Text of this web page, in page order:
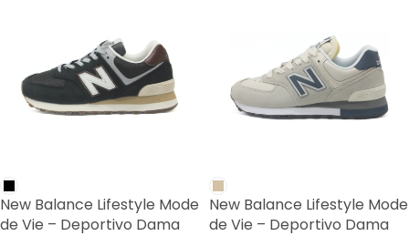
New Balance Lifestyle Mode
de Vie – Deportivo Dama
New Balance Lifestyle Mode
de Vie – Deportivo Dama